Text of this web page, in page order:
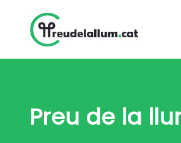
Preu de la